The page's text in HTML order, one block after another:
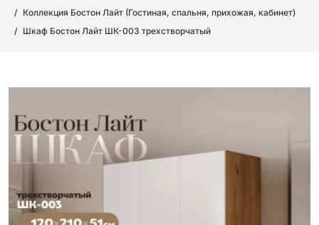
Коллекция Бостон Лайт (Гостиная, спальня, прихожая, кабинет)
Шкаф Бостон Лайт ШК-003 трехстворчатый